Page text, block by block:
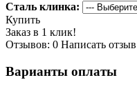
Сталь клинка:
Купить
Заказ в 1 клик!
Отзывов: 0 Написать отзыв
Варианты оплаты